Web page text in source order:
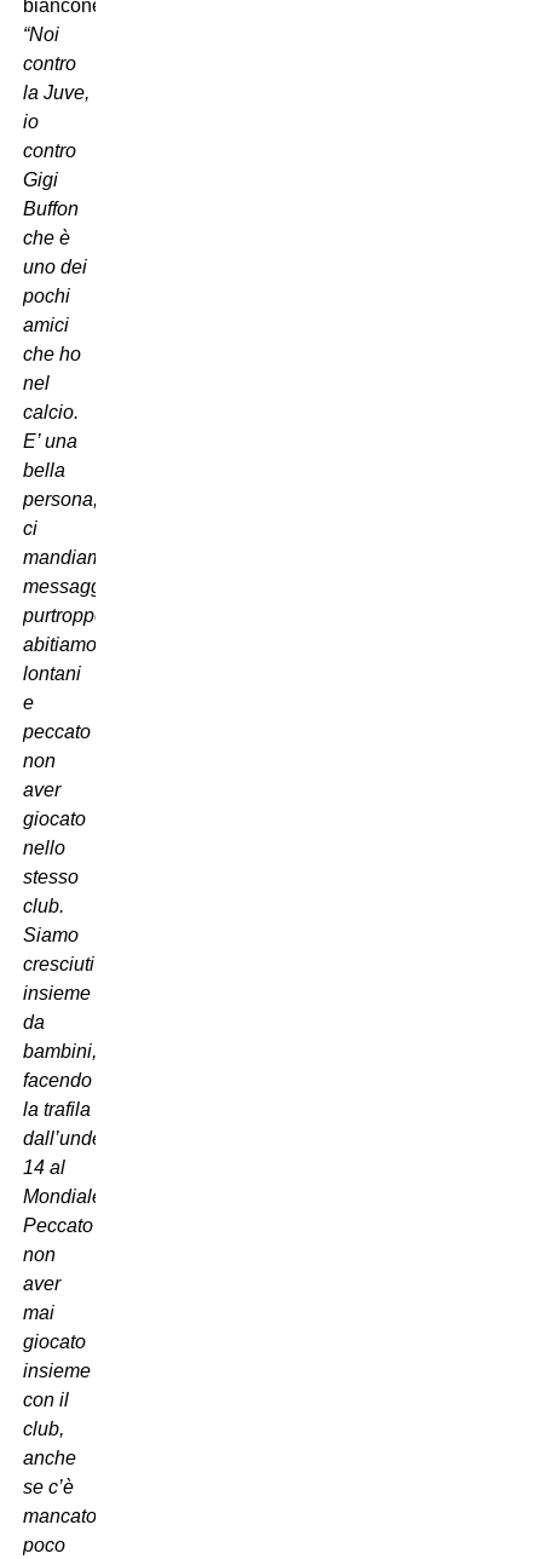
bianconeri:
“Noi
contro
la Juve,
io
contro
Gigi
Buffon
che è
uno dei
pochi
amici
che ho
nel
calcio.
E’ una
bella
persona,
ci
mandiamo
messaggi,
purtroppo
abitiamo
lontani
e
peccato
non
aver
giocato
nello
stesso
club.
Siamo
cresciuti
insieme
da
bambini,
facendo
la trafila
dall’under
14 al
Mondiale.
Peccato
non
aver
mai
giocato
insieme
con il
club,
anche
se c’è
mancato
poco